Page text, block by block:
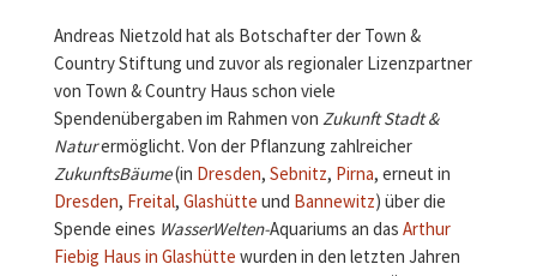
Andreas Nietzold hat als Botschafter der Town &
Country Stiftung und zuvor als regionaler Lizenzpartner
von Town & Country Haus schon viele
Spendenübergaben im Rahmen von Zukunft Stadt &
Naturermöglicht. Von der Pflanzung zahlreicher
ZukunftsBäume(in Dresden, Sebnitz, Pirna, erneut in
Dresden, Freital, Glashütte und Bannewitz) über die
Spende eines WasserWelten-Aquariums an das Arthur
Fiebig Haus in Glashütte wurden in den letzten Jahren